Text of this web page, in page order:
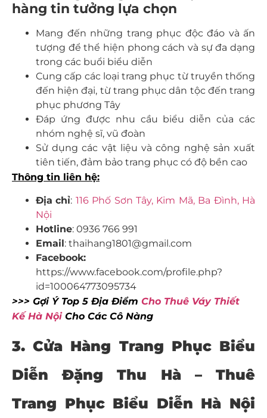
hàng tin tưởng lựa chọn
Mang đến những trang phục độc đáo và ấn
tượng để thể hiện phong cách và sự đa dạng
trong các buổi biểu diễn
Cung cấp các loại trang phục từ truyền thống
đến hiện đại, từ trang phục dân tộc đến trang
phục phương Tây
Đáp ứng được nhu cầu biểu diễn của các
nhóm nghệ sĩ, vũ đoàn
Sử dụng các vật liệu và công nghệ sản xuất
tiên tiến, đảm bảo trang phục có độ bền cao
Thông tin liên hệ:
Địa chỉ: 116 Phố Sơn Tây, Kim Mã, Ba Đình, Hà
Nội
Hotline: 0936 766 991
Email: thaihang1801@gmail.com
Facebook:
https://www.facebook.com/profile.php?
id=100064773095734
>>> Gợi Ý Top 5 Địa Điểm Cho Thuê Váy Thiết
Kế Hà NộiCho Các Cô Nàng
3. Cửa Hàng Trang Phục Biểu
Diễn Đặng Thu Hà – Thuê
Trang Phục Biểu Diễn Hà Nội